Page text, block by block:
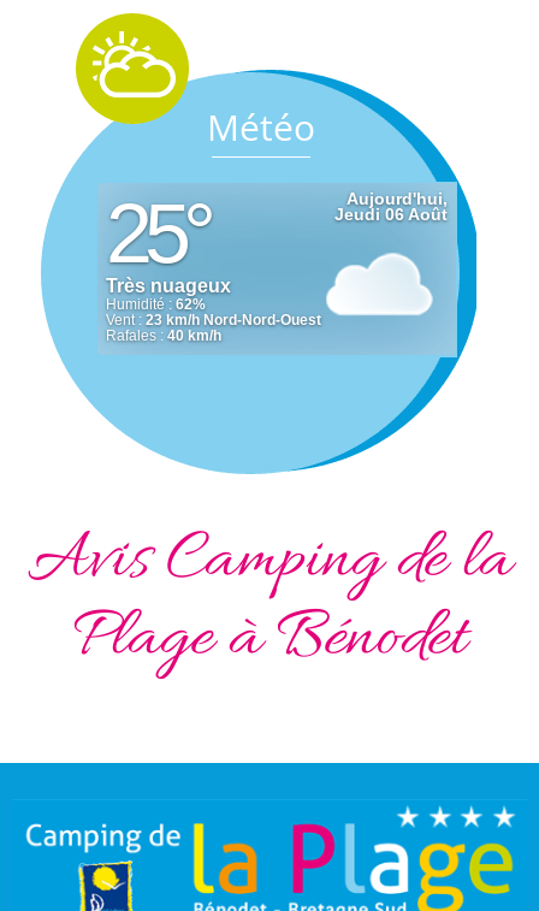
Météo
Avis Camping de la
Plage à Bénodet